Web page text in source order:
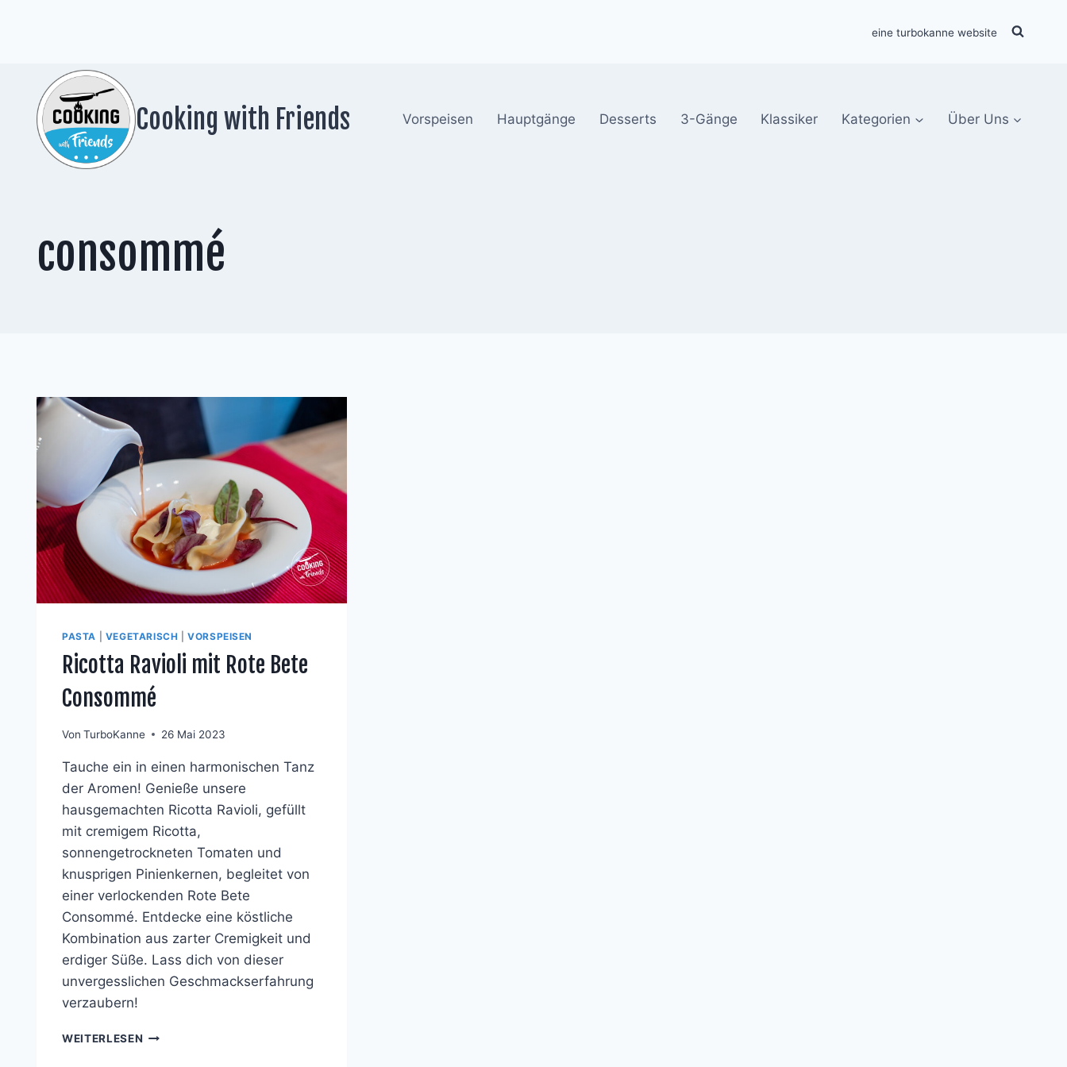
eine turbokanne website
Cooking with Friends Vorspeisen Hauptgänge Desserts 3-Gänge Klassiker Kategorien Über Uns
consommé
PASTA VEGETARISCH |VORSPEISEN
Ricotta Ravioli mit Rote Bete
Consommé
Von TurboKanne 26 Mai 2023
Tauche ein in einen harmonischen Tanz
der Aromen! Genieße unsere
hausgemachten Ricotta Ravioli, gefüllt
mit cremigem Ricotta,
sonnengetrockneten Tomaten und
knusprigen Pinienkernen, begleitet von
einer verlockenden Rote Bete
Consommé. Entdecke eine köstliche
Kombination aus zarter Cremigkeit und
erdiger Süße. Lass dich von dieser
unvergesslichen Geschmackserfahrung
verzaubern!
WEITERLESEN RICOTTA